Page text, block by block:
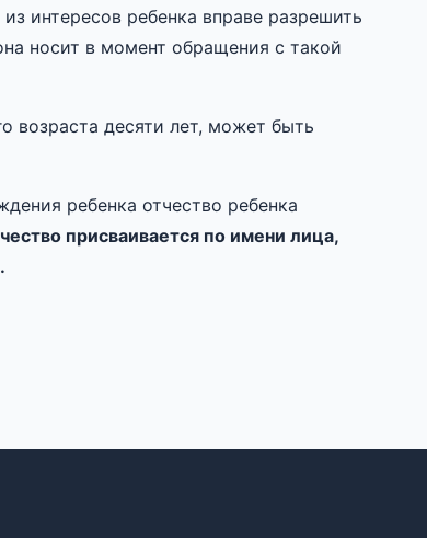
интересов ребенка вправе разрешить
носит в момент обращения с такой
возраста десяти лет, может быть
ребенка отчество ребенка
присваивается по имени лица,